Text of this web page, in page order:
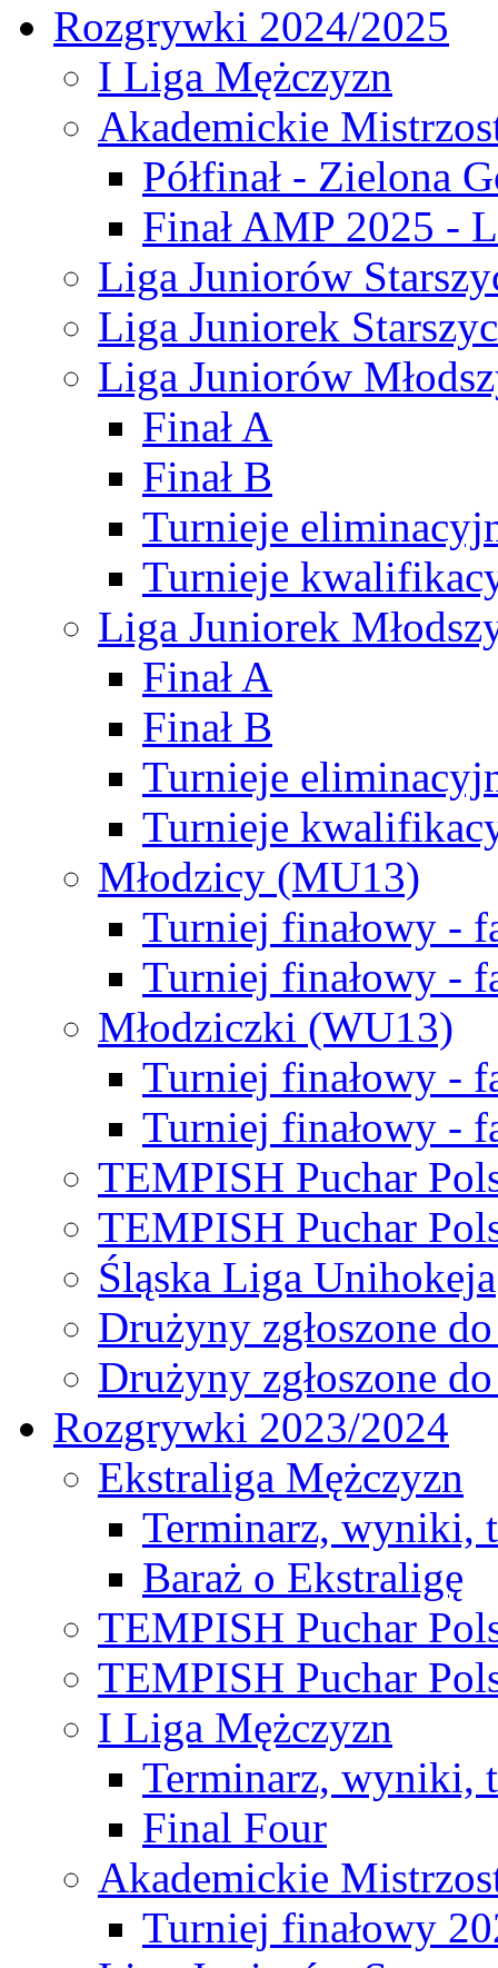
Rozgrywki 2024/2025
I Liga Mężczyzn
Akademickie
Półfinał - Zielona
Finał AMP 2025 -
Liga Juniorów
Liga Juniorek
Liga Juniorów
Finał A
Finał B
Turnieje
Turnieje
Liga Juniorek
Finał A
Finał B
Turnieje
Turnieje
Młodzicy (MU13)
Turniej finałowy -
Turniej finałowy -
Młodziczki (WU13)
Turniej finałowy -
Turniej finałowy -
TEMPISH Puchar
TEMPISH Puchar
Śląska Liga Unihokeja
Drużyny zgłoszone
Drużyny zgłoszone
Rozgrywki 2023/2024
Ekstraliga Mężczyzn
Terminarz, wyniki,
Baraż o Ekstraligę
TEMPISH Puchar
TEMPISH Puchar
I Liga Mężczyzn
Terminarz, wyniki,
Final Four
Akademickie
Turniej finałowy